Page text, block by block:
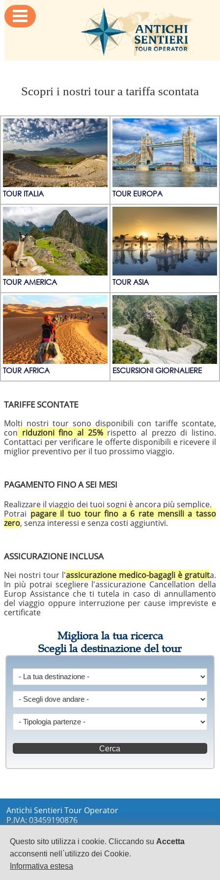
Questo sito utilizza i cookie. Cliccando su Accetta
acconsenti nell`utilizzo dei Cookie.
Informativa estesa

Scopri i nostri tour a tariffa scontata
TOUR ITALIA TOUR EUROPA
TOUR AMERICA TOUR ASIA
TOUR AFRICA ESCURSIONI GIORNALIERE
TARIFFE SCONTATE
Molti nostri tour sono disponibili con tariffe scontate,
con riduzioni fino al 25% rispetto al prezzo di listino.
Contattaci per verificare le offerte disponibili e ricevere il
miglior preventivo per il tuo prossimo viaggio.
PAGAMENTO FINO A SEI MESI
Realizzare il viaggio dei tuoi sogni è ancora più semplice.
Potrai pagare il tuo tour fino a 6 rate mensili a tasso
zero, senza interessi e senza costi aggiuntivi.
ASSICURAZIONE INCLUSA
Nei nostri tour l'assicurazione medico-bagagli è gratuita.
In più potrai scegliere l'assicurazione Cancellation della
Europ Assistance che ti tutela in caso di annullamento
del viaggio oppure interruzione per cause impreviste e
certificate
Migliora la tua ricerca
Scegli la destinazione del tour
Antichi Sentieri Tour Operator
P.IVA: 03459190876
LOCRI
0964233148
info@antichisentieri.it